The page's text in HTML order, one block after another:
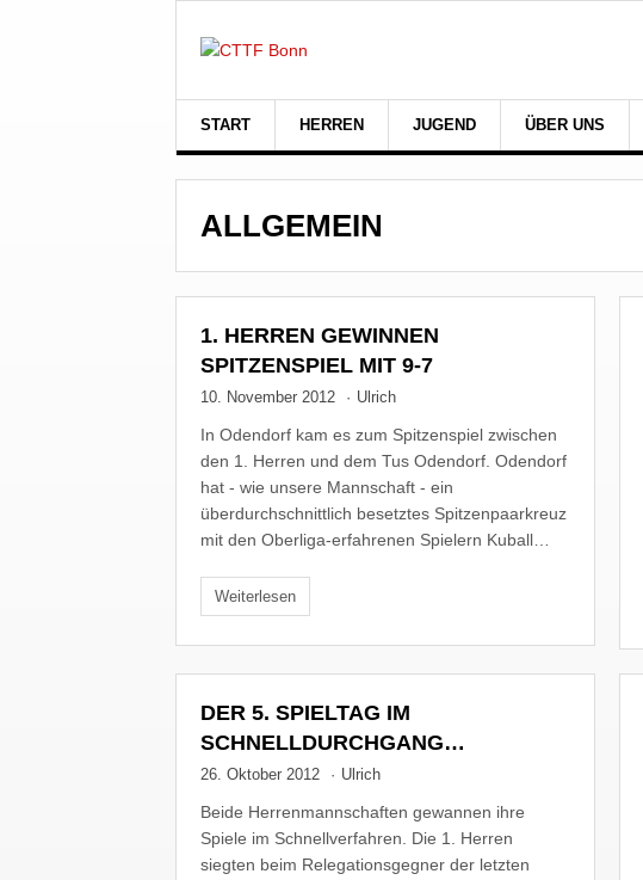
START HERREN JUGEND ÜBER UNS
ALLGEMEIN
1. HERREN GEWINNEN
SPITZENSPIEL MIT 9-7
10. November 2012 · Ulrich
In Odendorf kam es zum Spitzenspiel zwischen
den 1. Herren und dem Tus Odendorf. Odendorf
hat - wie unsere Mannschaft - ein
überdurchschnittlich besetztes Spitzenpaarkreuz
mit den Oberliga-erfahrenen Spielern Kuball…
Weiterlesen
DER 5. SPIELTAG IM
SCHNELLDURCHGANG…
26. Oktober 2012 · Ulrich
Beide Herrenmannschaften gewannen ihre
Spiele im Schnellverfahren. Die 1. Herren
siegten beim Relegationsgegner der letzten